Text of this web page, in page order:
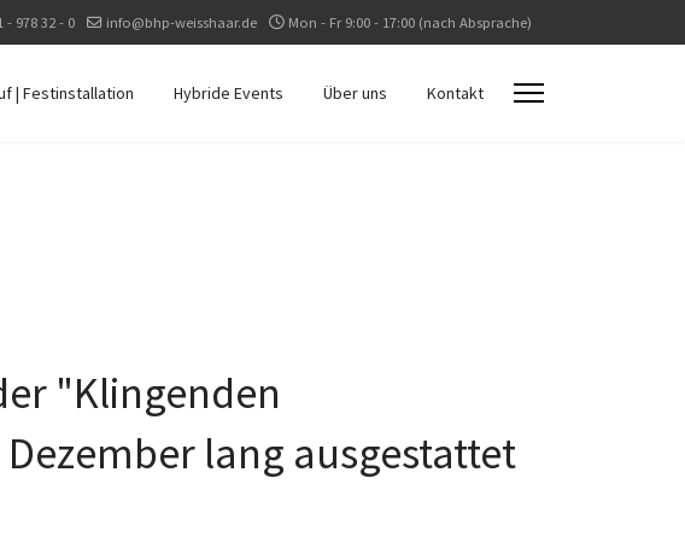
- 978 32 - 0 info@bhp-weisshaar.de Mon - Fr 9:00 - 17:00 (nach Absprache)
| Festinstallation Hybride Events Über uns Kontakt
"Klingenden
lang ausgestattet